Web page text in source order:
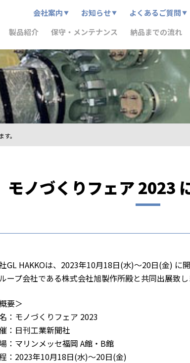
会社案内 お知らせ よくあるご質問
製品紹介 保守・メンテナンス 納品までの流れ
。
モノづくりフェア 2023
GL HAKKOは、2023年10月18日(水)～20日(金) に
ープ会社である株式会社旭製作所殿と共同出展致し
要＞
：モノづくりフェア 2023
日刊工業新聞社
マリンメッセ福岡 A館・B館
：2023年10月18日(水)～20日(金)